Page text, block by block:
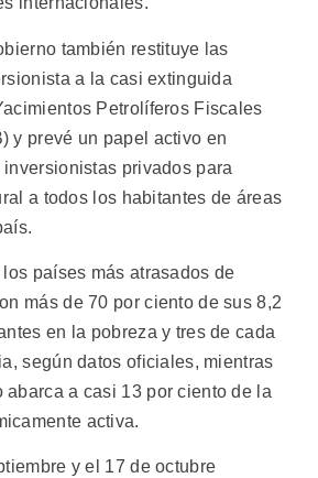
también restituye las
a la casi extinguida
Petrolíferos Fiscales
y prevé un papel activo en
privados para
a todos los habitantes de áreas
países más atrasados de
más de 70 por ciento de sus 8,2
en la pobreza y tres de cada
según datos oficiales, mientras
abarca a casi 13 por ciento de la
activa.
y el 17 de octubre